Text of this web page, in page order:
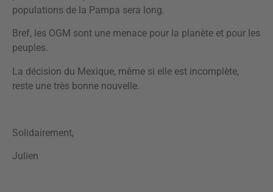
populations de la Pampa sera long.
Bref, les OGM sont une menace pour la planète et pour les
peuples.
La décision du Mexique, même si elle est incomplète,
reste une très bonne nouvelle.
Solidairement,
Julien